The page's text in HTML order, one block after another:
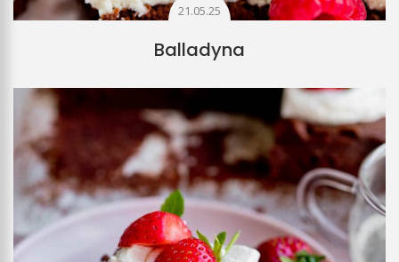
21.05.25
Balladyna